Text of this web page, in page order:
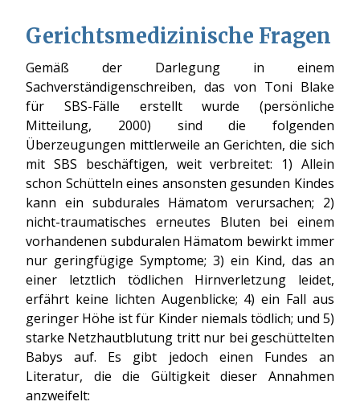
Gerichtsmedizinische Fragen
Gemäß der Darlegung in einem
Sachverständigenschreiben, das von Toni Blake
für SBS-Fälle erstellt wurde (persönliche
Mitteilung, 2000) sind die folgenden
Überzeugungen mittlerweile an Gerichten, die sich
mit SBS beschäftigen, weit verbreitet: 1) Allein
schon Schütteln eines ansonsten gesunden Kindes
kann ein subdurales Hämatom verursachen; 2)
nicht-traumatisches erneutes Bluten bei einem
vorhandenen subduralen Hämatom bewirkt immer
nur geringfügige Symptome; 3) ein Kind, das an
einer letztlich tödlichen Hirnverletzung leidet,
erfährt keine lichten Augenblicke; 4) ein Fall aus
geringer Höhe ist für Kinder niemals tödlich; und 5)
starke Netzhautblutung tritt nur bei geschüttelten
Babys auf. Es gibt jedoch einen Fundes an
Literatur, die die Gültigkeit dieser Annahmen
anzweifelt: